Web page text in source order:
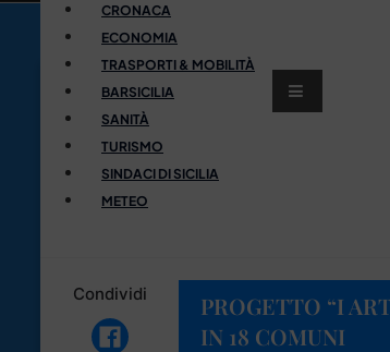
CRONACA
ECONOMIA
TRASPORTI & MOBILITÀ
BARSICILIA
SANITÀ
TURISMO
SINDACI DI SICILIA
METEO
Condividi
PROGETTO “I
IN 18 COMUNI